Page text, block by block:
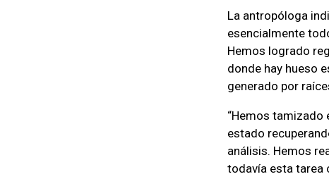
La antropóloga
esencialmente
Hemos logrado
donde hay hueso
generado por
“Hemos tamizado
estado
análisis. Hemos
todavía esta tarea